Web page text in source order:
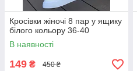
Кросівки жіночі 8 пар у ящику
білого кольору 36-40
В наявності
149 ₴ 450 ₴